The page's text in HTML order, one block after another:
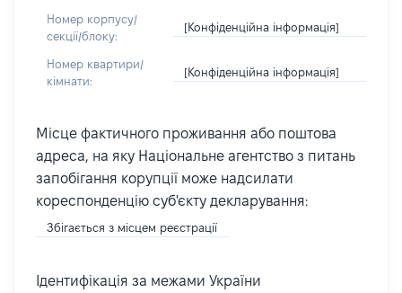
Номер корпусу/
секції/блоку:
[Конфіденційна інформація]
Номер квартири/
кімнати:
[Конфіденційна інформація]
Місце фактичного проживання або поштова
адреса, на яку Національне агентство з питань
запобігання корупції може надсилати
кореспонденцію суб'єкту декларування:
Збігається з місцем реєстрації
Ідентифікація за межами України